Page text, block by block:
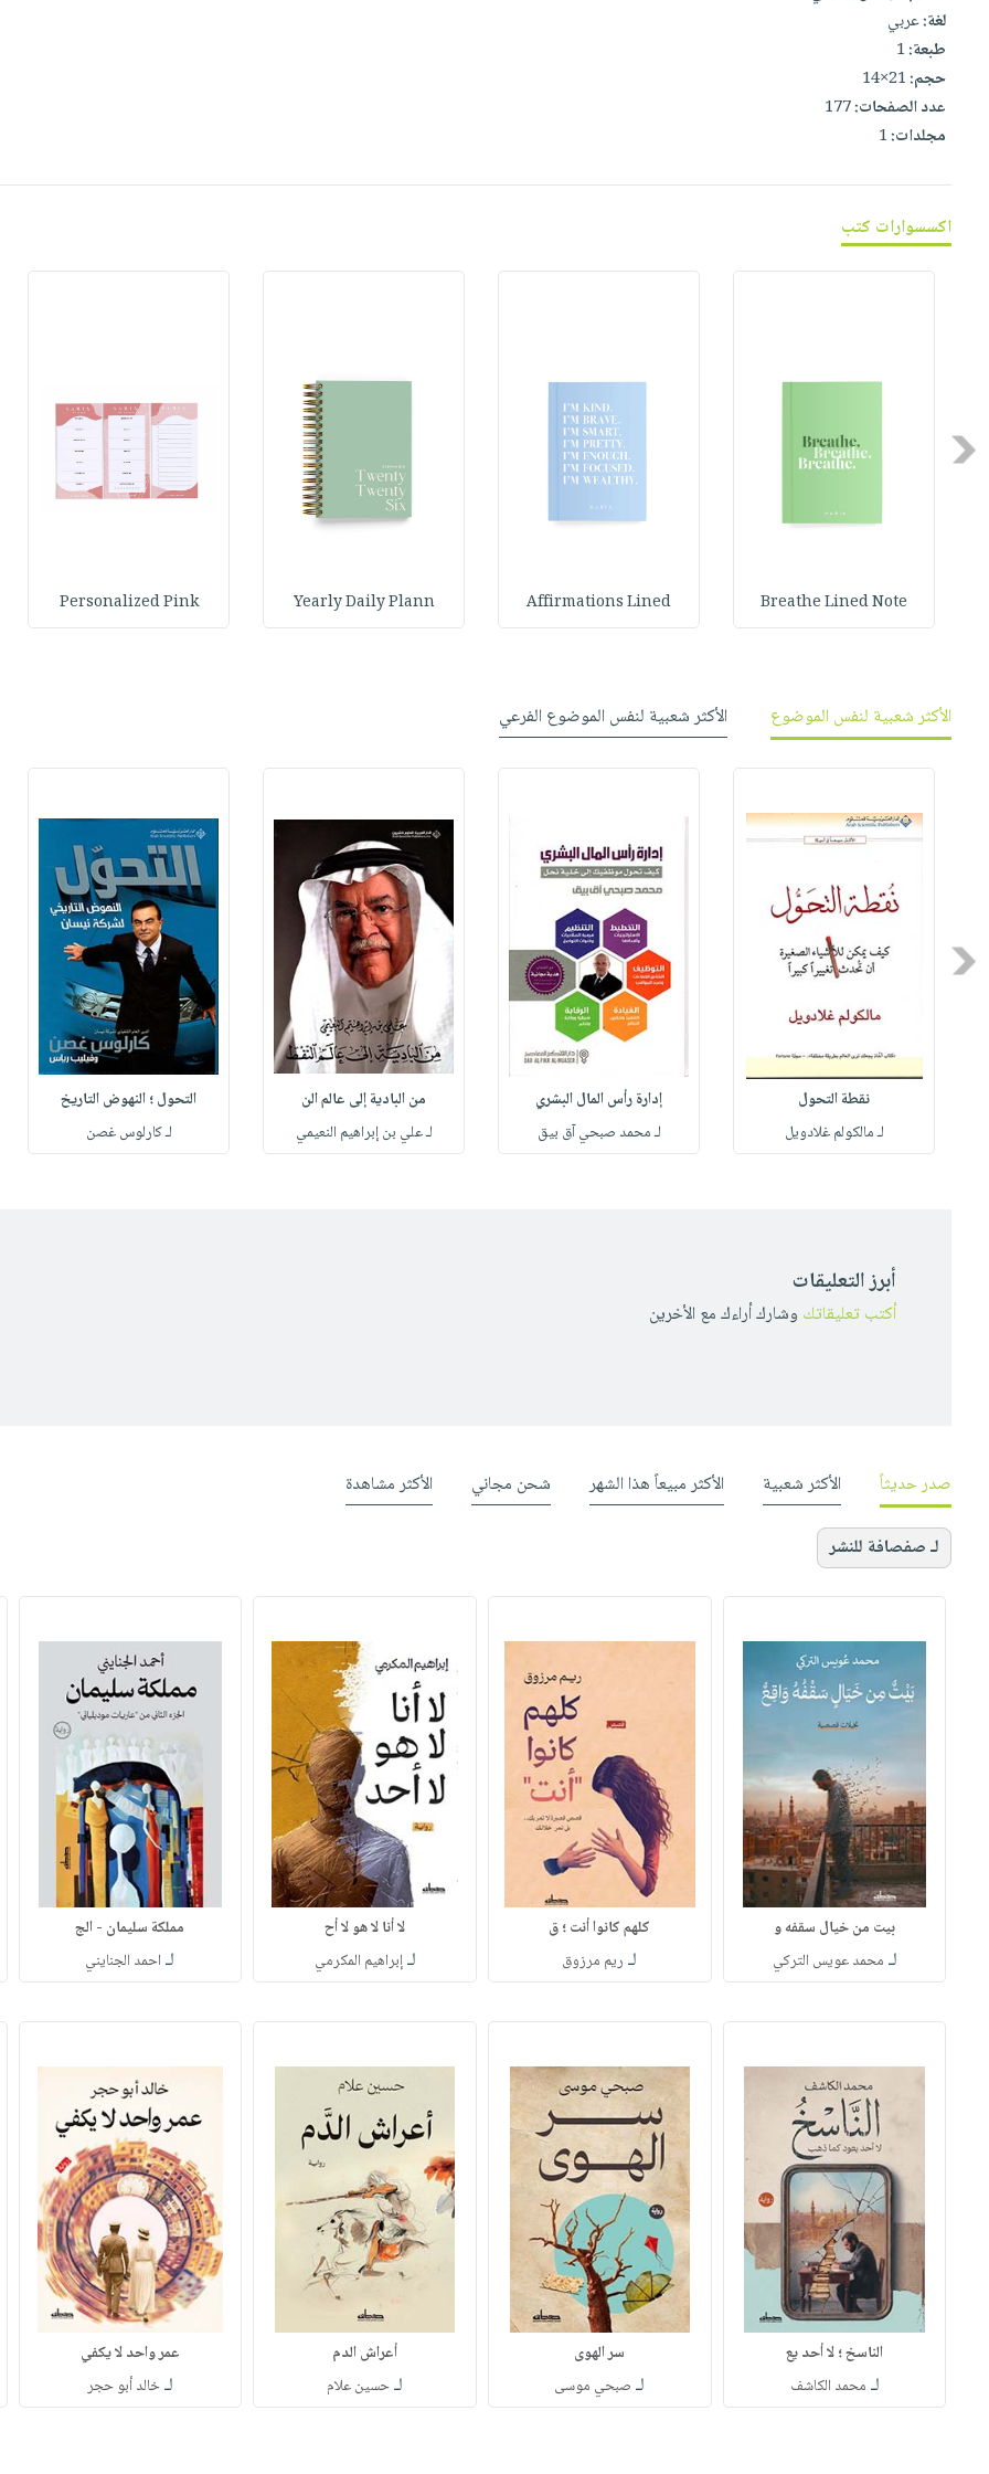
صابون
أطفال
مناسبات
فيديوهات
أسئلة
يتكرر
طرحها
خدمات
نيل
انشر
كتابك
عربة
التسوق
نشرة
الإصدارات
لغة:عربي
طبعة:1
حجم:21×14
عدد الصفحات:177
مجلدات:1
اكسسوارات كتب
Previous
Breathe Lined Note
Affirmations Lined
Yearly Daily Plann
Personalized Pink
الأكثر شعبية لنفس الموضوع الأكثر شعبية لنفس الموضوع الفرعي
Previous
نقطة التحول
لـ مالكولم غلادويل
إدارة رأس المال البشري
لـ محمد صبحي آق بيق
من البادية إلى عالم الن
لـ علي بن إبراهيم النعيمي
التحول ؛ النهوض التاريخ
لـ كارلوس غصن
أبرز التعليقات
أكتب تعليقاتك وشارك أراءك مع الأخرين
صدر حديثاً الأكثر شعبية الأكثر مبيعاً هذا الشهر شحن مجاني الأكثر مشاهدة
لـ صفصافة للنشر
بيت من خيال سقفه و
لـ محمد عويس التركي
كلهم كانوا أنت ؛ ق
لـ ريم مرزوق
لا أنا لا هو لا أح
لـإبراهيم المكرمي
مملكة سليمان - الج
لـ احمد الجنايني
الناسخ ؛ لا أحد يع
لـ محمد الكاشف
سر الهوى
لـ صبحي موسى
أعراش الدم
لـحسين علام
عمر واحد لا يكفي
لـخالد أبو حجر